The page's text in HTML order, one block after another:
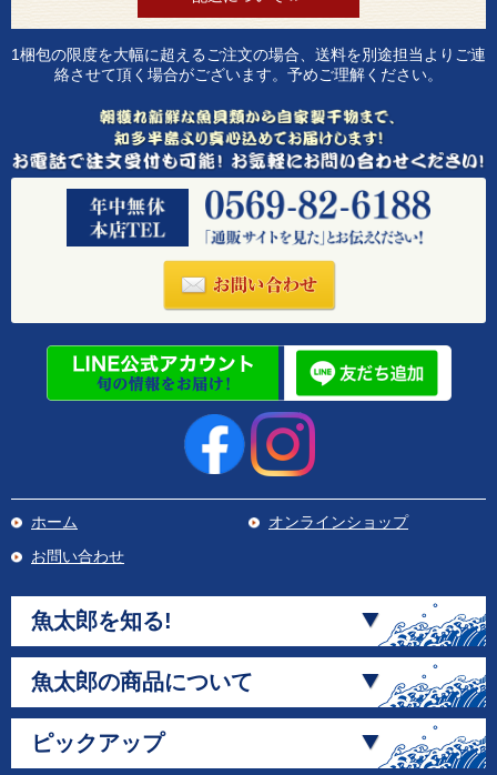
1梱包の限度を大幅に超えるご注文の場合、送料を別途担当よりご連
絡させて頂く場合がございます。予めご理解ください。
ホーム
オンラインショップ
お問い合わせ
魚太郎を知る!
魚太郎の商品について
ピックアップ